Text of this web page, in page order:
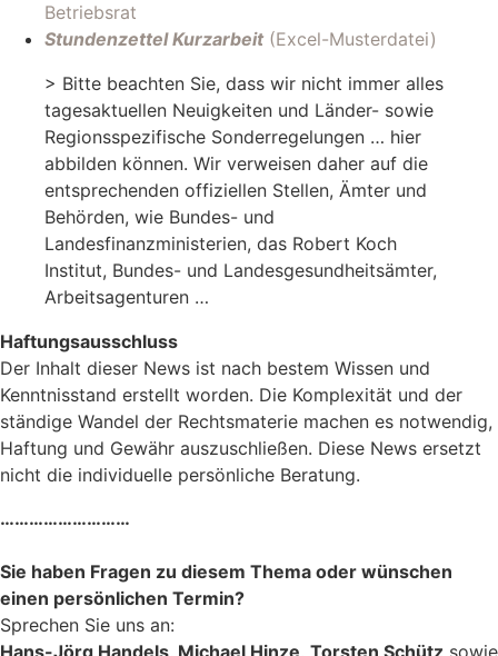
Betriebsrat
Stundenzettel Kurzarbeit (Excel-Musterdatei)
> Bitte beachten Sie, dass wir nicht immer alles
tagesaktuellen Neuigkeiten und Länder- sowie
Regionsspezifische Sonderregelungen … hier
abbilden können. Wir verweisen daher auf die
entsprechenden offiziellen Stellen, Ämter und
Behörden, wie Bundes- und
Landesfinanzministerien, das Robert Koch
Institut, Bundes- und Landesgesundheitsämter,
Arbeitsagenturen …
Haftungsausschluss
Der Inhalt dieser News ist nach bestem Wissen und
Kenntnisstand erstellt worden. Die Komplexität und der
ständige Wandel der Rechtsmaterie machen es notwendig,
Haftung und Gewähr auszuschließen. Diese News ersetzt
nicht die individuelle persönliche Beratung.
………………………
Sie haben Fragen zu diesem Thema oder wünschen
einen persönlichen Termin?
Sprechen Sie uns an:
Hans-Jörg Handels, Michael Hinze, Torsten Schütz sowie